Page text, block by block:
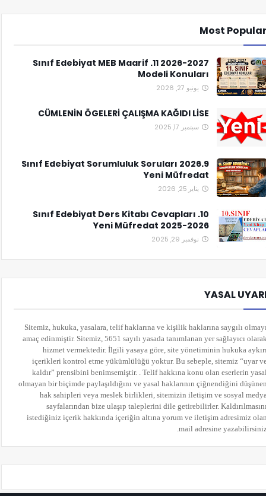
Most
2026-2027 11. Sınıf Edebiyat MEB Maarif
Modeli Konuları
يونيو 27, 2026
CÜMLENİN ÖGELERİ ÇALIŞMA KAĞIDI LİSE
سبتمبر 17, 2025
9.Sınıf Edebiyat Sorumluluk Soruları 2026
Yeni Müfredat
يناير 25, 2026
10. Sınıf Edebiyat Ders Kitabı Cevapları
Yeni Müfredat 2025-2026
نوفمبر 29, 2025
YASAL
Sitemiz, hukuka, yasalara, telif haklarına ve kişilik haklarına saygılı
amaç edinmiştir. Sitemiz, 5651 sayılı yasada tanımlanan yer sağlayıcı
hizmet vermektedir. İlgili yasaya göre, site yönetiminin hukuka
içerikleri kontrol etme yükümlülüğü yoktur. Bu sebeple, sitemiz “uyar
kaldır” prensibini benimsemiştir. . Telif hakkına konu olan eserlerin
olmayan bir biçimde paylaşıldığını ve yasal haklarının çiğnendiğini
hak sahipleri veya meslek birlikleri, sitemizin iletişim ve sosyal
sayfalarından bize ulaşıp taleplerini dile getirebilirler.
istediğiniz içerik hakkında içeriğin altına yorum ve iletişim adresimiz
mail adresine